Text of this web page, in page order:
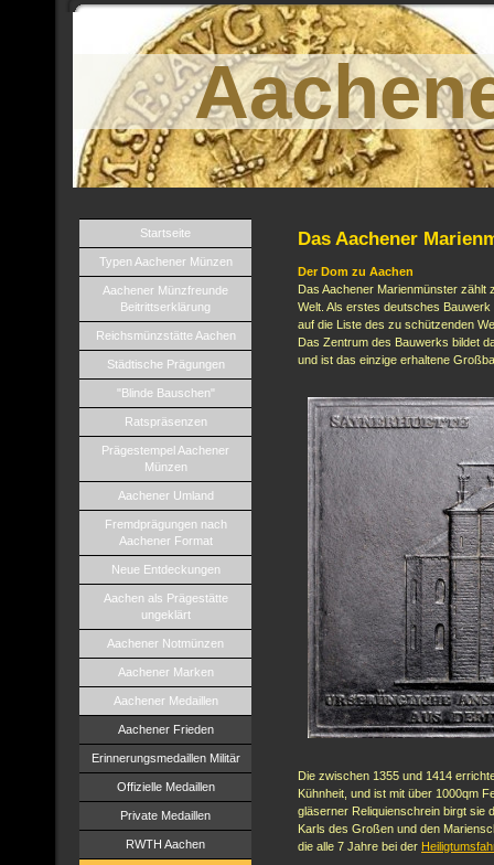
Startseite
Typen Aachener Münzen
Aachener Münzfreunde
Beitrittserklärung
Reichsmünzstätte Aachen
Städtische Prägungen
"Blinde Bauschen"
Ratspräsenzen
Prägestempel Aachener
Münzen
Aachener Umland
Fremdprägungen nach
Aachener Format
Neue Entdeckungen
Aachen als Prägestätte
ungeklärt
Aachener Notmünzen
Aachener Marken
Aachener Medaillen
Aachener Frieden
Erinnerungsmedaillen Militär
Offizielle Medaillen
Private Medaillen
RWTH Aachen
Das Aachener
Der Dom zu Aachen
Das Aachener Marienmünster zählt
Welt. Als erstes deutsches
auf die Liste des zu schützenden
Das Zentrum des Bauwerks bildet
und ist das einzige erhaltene
Die zwischen 1355 und 1414
Kühnheit, und ist mit über 1000qm
gläserner Reliquienschrein birgt sie
Karls des Großen und den
die alle 7 Jahre bei der